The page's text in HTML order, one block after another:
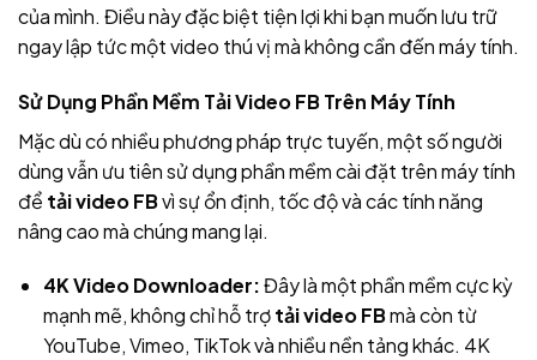
của mình. Điều này đặc biệt tiện lợi khi bạn muốn lưu trữ
ngay lập tức một video thú vị mà không cần đến máy tính.
Sử Dụng Phần Mềm Tải Video FB Trên Máy Tính
Mặc dù có nhiều phương pháp trực tuyến, một số người
dùng vẫn ưu tiên sử dụng phần mềm cài đặt trên máy tính
để tải video FBvì sự ổn định, tốc độ và các tính năng
nâng cao mà chúng mang lại.
4K Video Downloader:Đây là một phần mềm cực kỳ
mạnh mẽ, không chỉ hỗ trợtải video FBmà còn từ
YouTube, Vimeo, TikTok và nhiều nền tảng khác. 4K